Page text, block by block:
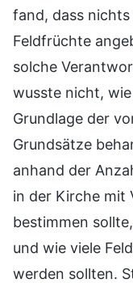
fand, dass
Feldfrüchte
solche
wusste nicht,
Grundlage der
Grundsätze
anhand der
in der Kirche mit
bestimmen
und wie viele
werden sollten.